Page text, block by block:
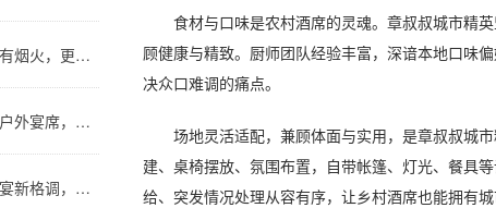
章叔叔城市精英：让坝坝宴有烟火，更有品质
章叔叔城市精英：赋能重庆户外宴席，让山水间的欢聚更有格调
章叔叔城市精英：解锁坝坝宴新格调，让烟火欢聚更省心
食材与口味是农村酒席的灵魂。章叔叔城市精英
顾健康与精致。厨师团队经验丰富，深谙本地口味
决众口难调的痛点。
场地灵活适配，兼顾体面与实用，是章叔叔城市
建、桌椅摆放、氛围布置，自带帐篷、灯光、餐具
给、突发情况处理从容有序，让乡村酒席也能拥有城